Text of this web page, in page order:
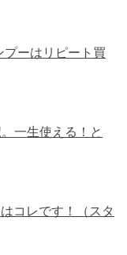
ーはリピート買
一生使える！と
コレです！（スタ